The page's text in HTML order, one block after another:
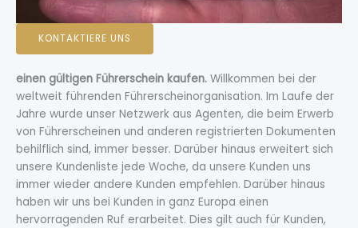
KONTAKTIERE UNS
einen gültigen Führerschein kaufen. Willkommen bei der
weltweit führenden Führerscheinorganisation. Im Laufe der
Jahre wurde unser Netzwerk aus Agenten, die beim Erwerb
von Führerscheinen und anderen registrierten Dokumenten
behilflich sind, immer besser. Darüber hinaus erweitert sich
unsere Kundenliste jede Woche, da unsere Kunden uns
immer wieder andere Kunden empfehlen. Darüber hinaus
haben wir uns bei Kunden in ganz Europa einen
hervorragenden Ruf erarbeitet. Dies gilt auch für Kunden,